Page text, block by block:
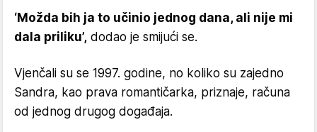
‘Možda bih ja to učinio jednog dana, ali nije mi
dala priliku’, dodao je smijući se.
Vjenčali su se 1997. godine, no koliko su zajedno
Sandra, kao prava romantičarka, priznaje, računa
od jednog drugog događaja.